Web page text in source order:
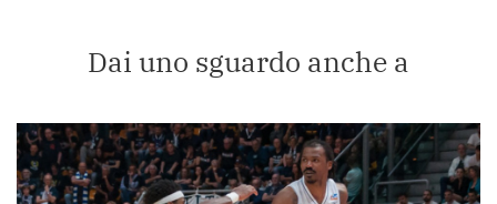
Dai uno sguardo anche a